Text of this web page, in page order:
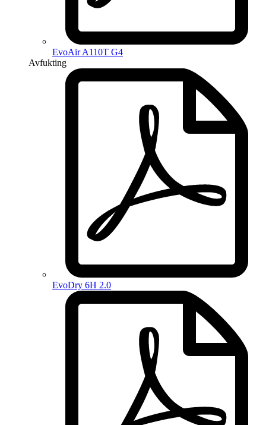
EvoAir A110T G4
Avfukting
EvoDry 6H 2.0